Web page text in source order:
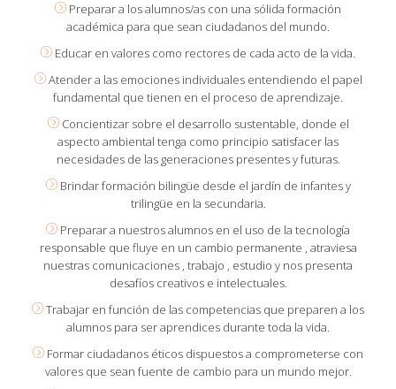
Preparar a los alumnos/as con una sólida formación
académica para que sean ciudadanos del mundo.
Educar en valores como rectores de cada acto de la vida.
Atender a las emociones individuales entendiendo el papel
fundamental que tienen en el proceso de aprendizaje.
Concientizar sobre el desarrollo sustentable, donde el
aspecto ambiental tenga como principio satisfacer las
necesidades de las generaciones presentes y futuras.
Brindar formación bilingüe desde el jardín de infantes y
trilingüe en la secundaria.
Preparar a nuestros alumnos en el uso de la tecnología
responsable que fluye en un cambio permanente , atraviesa
nuestras comunicaciones , trabajo , estudio y nos presenta
desafíos creativos e intelectuales.
Trabajar en función de las competencias que preparen a los
alumnos para ser aprendices durante toda la vida.
Formar ciudadanos éticos dispuestos a comprometerse con
valores que sean fuente de cambio para un mundo mejor.